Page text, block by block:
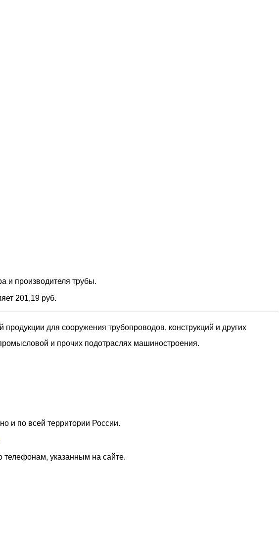
и производителя трубы.
201,19 руб.
для сооружения трубопроводов, конструкций и других
и прочих подотраслях машиностроения.
и по всей территории России.
телефонам, указанным на сайте.